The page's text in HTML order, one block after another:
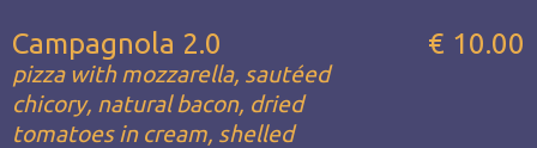
Campagnola 2.0
pizza with mozzarella, sautéed
chicory, natural bacon, dried
tomatoes in cream, shelled
€ 10.00